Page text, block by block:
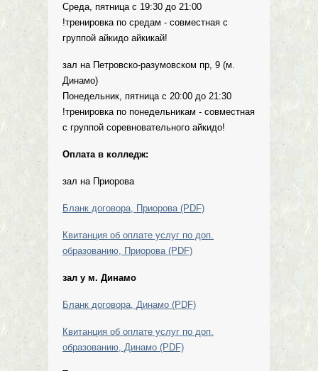
Cреда, пятница с 19:30 до 21:00
!тренировка по средам - совместная с
группой айкидо айкикай!
зал на Петровско-разумовском пр, 9 (м.
Динамо)
Понедельник, пятница с 20:00 до 21:30
!тренировка по понедельникам - совместная
с группой соревновательного айкидо!
Оплата в колледж:
зал на Приорова
Бланк договора, Приорова (PDF)
Квитанция об оплате услуг по доп.
образованию, Приорова (PDF)
зал у м. Динамо
Бланк договора, Динамо (PDF)
Квитанция об оплате услуг по доп.
образованию, Динамо (PDF)